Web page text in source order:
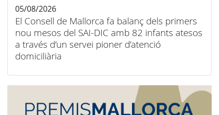
El Consell de Mallorca fa balanç dels primers
nou mesos del SAI-DIC amb 82 infants atesos
a través d’un servei pioner d’atenció
domiciliària
05/08/2026